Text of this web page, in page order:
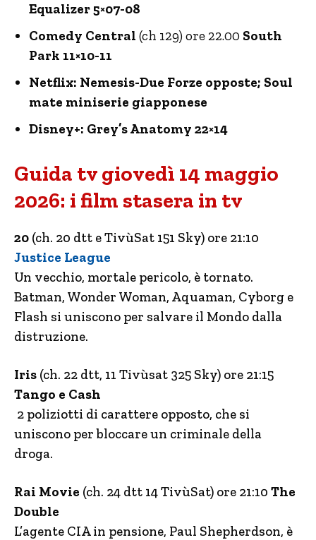
Equalizer 5×07-08
Comedy Central (ch 129) ore 22.00 South
Park 11×10-11
Netflix: Nemesis-Due Forze opposte; Soul
mate miniserie giapponese
Disney+: Grey’s Anatomy 22×14
Guida tv giovedì 14 maggio
2026: i film stasera in tv
20 (ch. 20 dtt e TivùSat 151 Sky) ore 21:10
Justice League
Un vecchio, mortale pericolo, è tornato.
Batman, Wonder Woman, Aquaman, Cyborg e
Flash si uniscono per salvare il Mondo dalla
distruzione.
Iris (ch. 22 dtt, 11 Tivùsat 325 Sky) ore 21:15
Tango e Cash
2 poliziotti di carattere opposto, che si
uniscono per bloccare un criminale della
droga.
Rai Movie (ch. 24 dtt 14 TivùSat) ore 21:10 The
Double
L’agente CIA in pensione, Paul Shepherdson, è